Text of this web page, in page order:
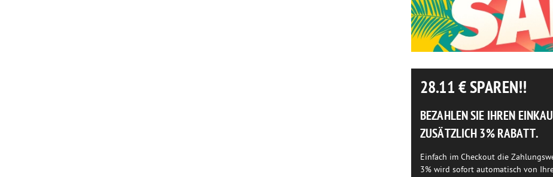
28.11€ SPAREN!!
BEZAHLEN SIE IHREN
ZUSÄTZLICH 3% RABATT.
Einfach im Checkout die
3% wird sofort automatisch von